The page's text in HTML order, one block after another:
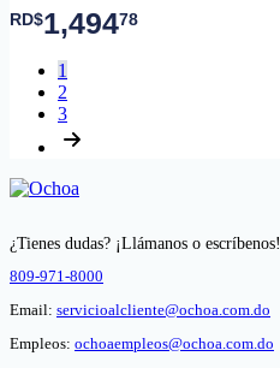
RD$1,49478
1
2
3
¿Tienes dudas? ¡Llámanos o escríbenos!
809-971-8000
Email: servicioalcliente@ochoa.com.do
Empleos: ochoaempleos@ochoa.com.do